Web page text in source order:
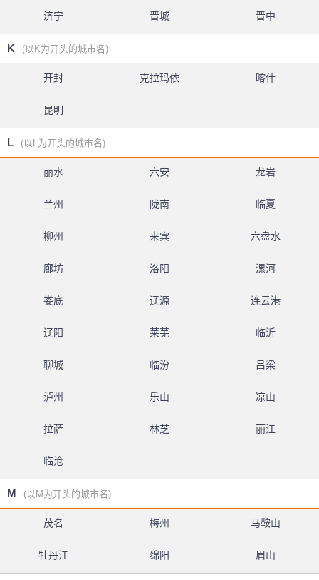
济宁 晋城 晋中
K (以K为开头的城市名)
开封 克拉玛依 喀什
昆明
L (以L为开头的城市名)
丽水 六安 龙岩
兰州 陇南 临夏
柳州 来宾 六盘水
廊坊 洛阳 漯河
娄底 辽源 连云港
辽阳 莱芜 临沂
聊城 临汾 吕梁
泸州 乐山 凉山
拉萨 林芝 丽江
临沧
M (以M为开头的城市名)
茂名 梅州 马鞍山
牡丹江 绵阳 眉山